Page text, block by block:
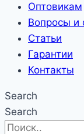
Оптовикам
Вопросы и
Статьи
Гарантии
Контакты
Search
Search